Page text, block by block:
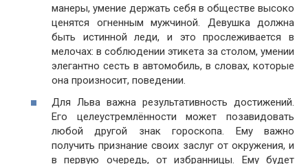
манеры, умение держать себя в обществе высоко
ценятся огненным мужчиной. Девушка должна
быть истинной леди, и это прослеживается в
мелочах: в соблюдении этикета за столом, умении
элегантно сесть в автомобиль, в словах, которые
она произносит, поведении.
Для Льва важна результативность достижений.
Его целеустремлённости может позавидовать
любой другой знак гороскопа. Ему важно
получить признание своих заслуг от окружения, и
в первую очередь, от избранницы. Ему будет